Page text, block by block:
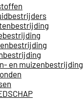
en muizenbestrijding